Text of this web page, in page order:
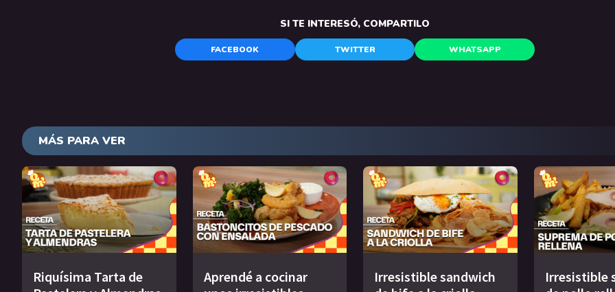
SI TE INTERESÓ, COMPARTILO
FACEBOOK TWITTER WHATSAPP
MÁS PARA VER
Riquísima Tarta de
Aprendé a cocinar
Irresistible sandwich
Irresistible